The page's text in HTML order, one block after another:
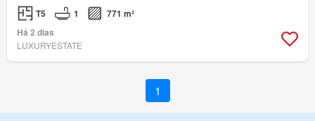
T5 1
771 m²
Há 2 dias
LUXURYESTATE
1